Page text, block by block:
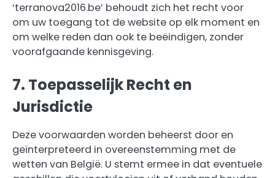
‘terranova2016.be’ behoudt zich het recht voor
om uw toegang tot de website op elk moment en
om welke reden dan ook te beëindigen, zonder
voorafgaande kennisgeving.
7. Toepasselijk Recht en
Jurisdictie
Deze voorwaarden worden beheerst door en
geïnterpreteerd in overeenstemming met de
wetten van België. U stemt ermee in dat eventuele